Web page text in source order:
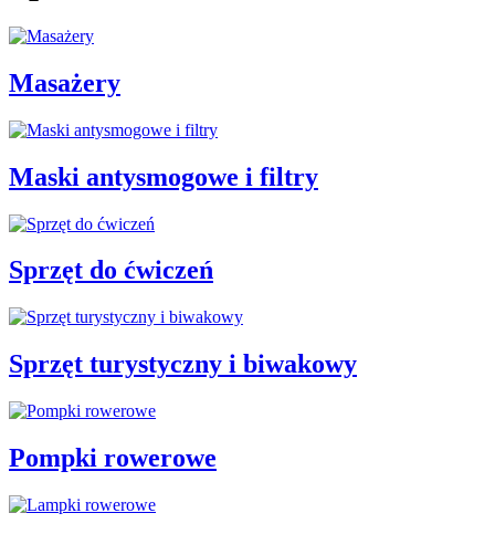
Masażery
Maski antysmogowe i filtry
Sprzęt do ćwiczeń
Sprzęt turystyczny i biwakowy
Pompki rowerowe